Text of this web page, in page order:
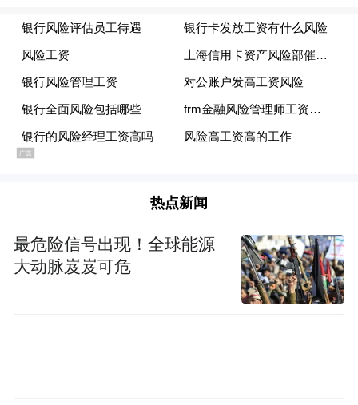
热点新闻
最危险信号出现！全球能源
大动脉岌岌可危